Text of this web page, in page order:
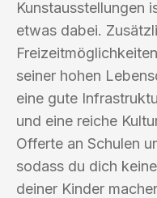
Kunstausstellungen
etwas dabei.
seiner hohen
eine gute
und eine reiche
Offerte an Schulen
sodass du dich
deiner Kinder